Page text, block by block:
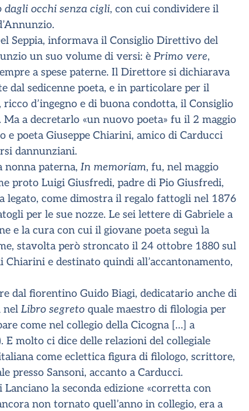
dagli occhi senza cigli, con cui condividere il
Seppia, informava il Consiglio Direttivo del
un suo volume di versi: è Primo vere,
a spese paterne. Il Direttore si dichiarava
dal sedicenne poeta, e in particolare per il
d’ingegno e di buona condotta, il Consiglio
a decretarlo «un nuovo poeta» fu il 2 maggio
e poeta Giuseppe Chiarini, amico di Carducci
dannunziani.
nonna paterna, In memoriam, fu, nel maggio
proto Luigi Giusfredi, padre di Pio Giusfredi,
come dimostra il regalo fattogli nel 1876
per le sue nozze. Le sei lettere di Gabriele a
e la cura con cui il giovane poeta seguì la
stavolta però stroncato il 24 ottobre 1880 sul
e destinato quindi all’accantonamento,
dal fiorentino Guido Biagi, dedicatario anche di
nel Libro segreto quale maestro di filologia per
come nel collegio della Cicogna […] a
molto ci dice delle relazioni del collegiale
come eclettica figura di filologo, scrittore,
Sansoni, accanto a Carducci.
la seconda edizione «corretta con
non tornato quell’anno in collegio, era a